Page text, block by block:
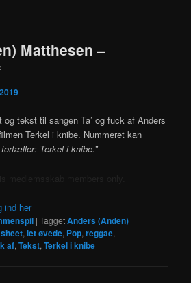
Matthesen –
og tekst til sangen Ta’ og fuck af Anders
Terkel i knibe. Nummeret kan
fortæller: Terkel i knibe.”
ind her
|TaggetAnders (Anden)
,let øvede, Pop,reggae,
af,Tekst,Terkel i knibe